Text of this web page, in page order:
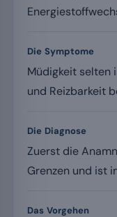
Die Symptome
Müdigkeit selten
und Reizbarkeit
Die Diagnose
Zuerst die
Grenzen und ist
Das Vorgehen